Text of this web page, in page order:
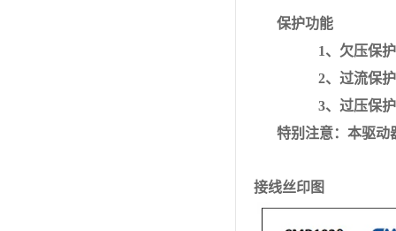
保护功能
1、欠压保护
2、过流保
3、过压保
特别注意：本驱动
接线丝印图